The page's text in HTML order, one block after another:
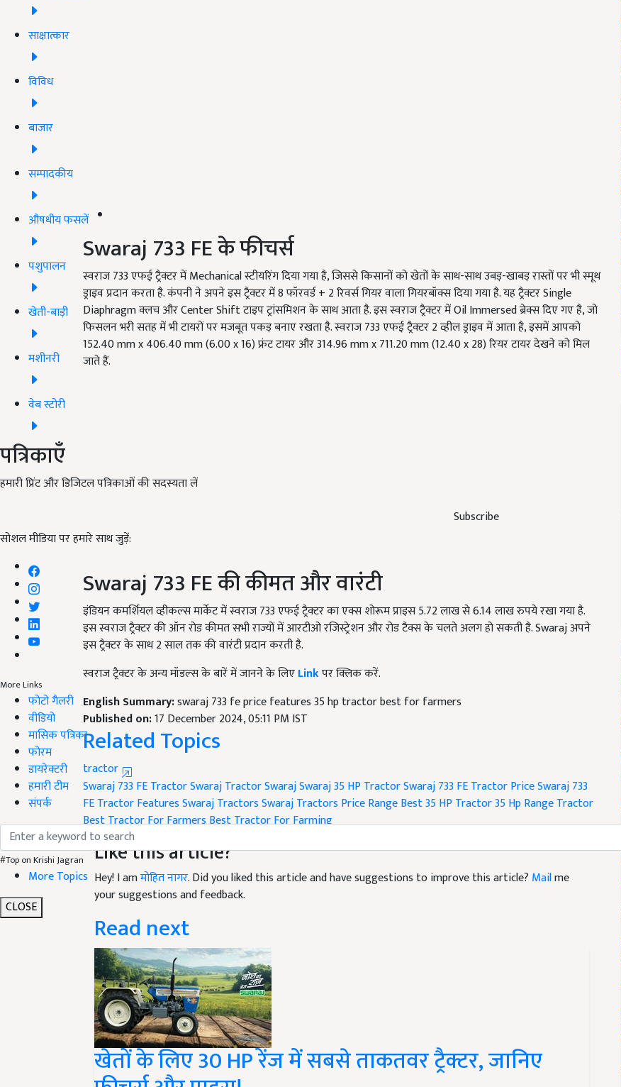
साक्षात्कार
विविध
बाजार
सम्पादकीय
औषधीय फसलें
पशुपालन
खेती-बाड़ी
मशीनरी
वेब स्टोरी
पत्रिकाएँ
हमारी प्रिंट और डिजिटल पत्रिकाओं की सदस्यता लें
Subscribe
सोशल मीडिया पर हमारे साथ जुड़ें:
More Links
फोटो गैलरी
वीडियो
मासिक पत्रिका
फोरम
डायरेक्टरी
हमारी टीम
संपर्क
#Top on Krishi Jagran
More Topics
CLOSE
Swaraj 733 FE के फीचर्स
स्वराज 733 एफई ट्रैक्टर में Mechanical स्टीयरिंग दिया गया है, जिससे किसानों को खेतों के साथ-साथ उबड़-खाबड़ रास्तों पर भी स्मूथ
ड्राइव प्रदान करता है. कंपनी ने अपने इस ट्रैक्टर में 8 फॉरवर्ड + 2 रिवर्स गियर वाला गियरबॉक्स दिया गया है. यह ट्रैक्टर Single
Diaphragm क्लच और Center Shift टाइप ट्रांसमिशन के साथ आता है. इस स्वराज ट्रैक्टर में Oil Immersed ब्रेक्स दिए गए है, जो
फिसलन भरी सतह में भी टायरों पर मजबूत पकड़ बनाए रखता है. स्वराज 733 एफई ट्रैक्टर 2 व्हील ड्राइव में आता है, इसमें आपको
152.40 mm x 406.40 mm (6.00 x 16) फ्रंट टायर और 314.96 mm x 711.20 mm (12.40 x 28) रियर टायर देखने को मिल
जाते हैं.
Swaraj 733 FE की कीमत और वारंटी
इंडियन कमर्शियल व्हीकल्स मार्केट में स्वराज 733 एफई ट्रैक्टर का एक्स शोरूम प्राइस 5.72 लाख से 6.14 लाख रुपये रखा गया है.
इस स्वराज ट्रैक्टर की ऑन रोड कीमत सभी राज्यों में आरटीओ रजिस्ट्रेशन और रोड टैक्स के चलते अलग हो सकती है. Swaraj अपने
इस ट्रैक्टर के साथ 2 साल तक की वारंटी प्रदान करती है.
स्वराज ट्रैक्टर के अन्य मॉडल्स के बारें में जानने के लिएLinkपर क्लिक करें.
English Summary:swaraj 733 fe price features 35 hp tractor best for farmers
Published on:17 December 2024, 05:11 PM IST
Related Topics
tractor
Swaraj 733 FE TractorSwaraj TractorSwarajSwaraj 35 HP TractorSwaraj 733 FE Tractor PriceSwaraj 733
FE Tractor FeaturesSwaraj TractorsSwaraj Tractors Price RangeBest 35 HP Tractor35 Hp Range Tractor
Best Tractor For FarmersBest Tractor For Farming
Like this article?
Hey! I amमोहित नागर. Did you liked this article and have suggestions to improve this article? Mailme
your suggestions and feedback.
Read next
खेतों के लिए 30 HP रेंज में सबसे ताकतवर ट्रैक्टर, जानिए